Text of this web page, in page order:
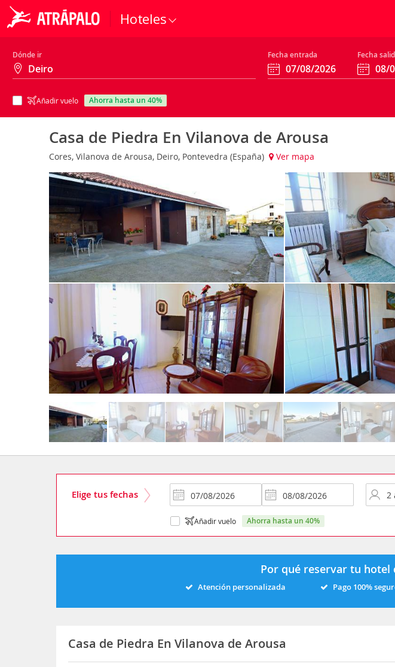
Hoteles
Dónde ir Fecha entrada Fecha
Añadir vuelo ahorra hasta un 40%
Casa de Piedra En Vilanova de Arousa
Cores, Vilanova de Arousa, Deiro, Pontevedra (España) Ver mapa
Elige tus fechas
Añadir vuelo ahorra hasta un 40%
Por qué reservar tu hotel
Atención personalizada Pago 100%
Casa de Piedra En Vilanova de Arousa